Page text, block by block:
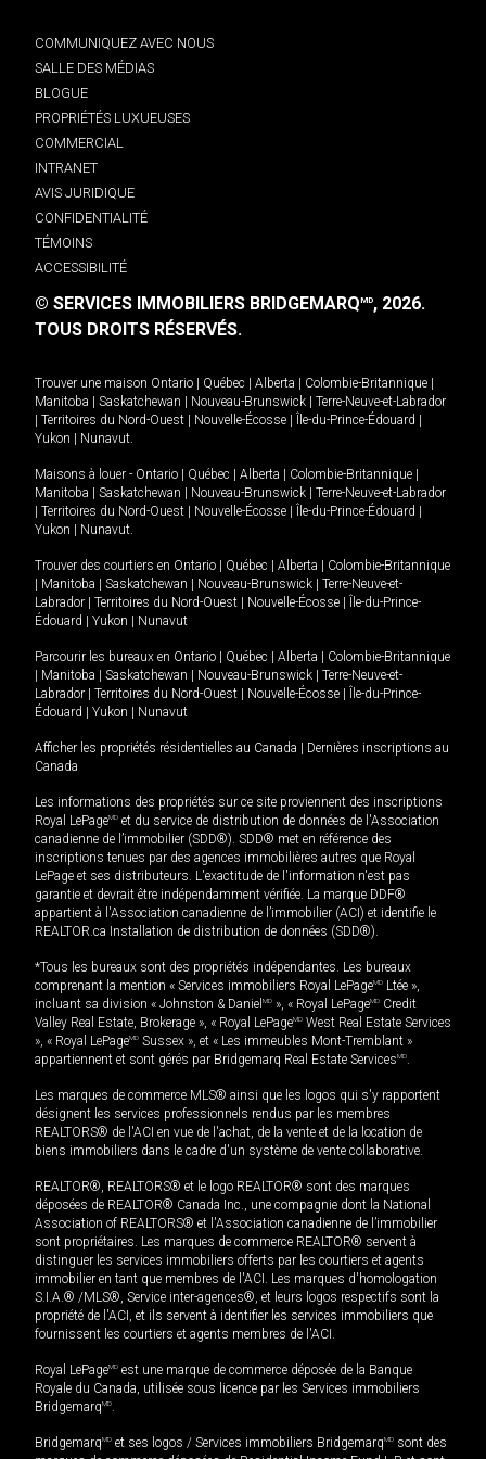
COMMUNIQUEZ AVEC NOUS
SALLE DES MÉDIAS
BLOGUE
PROPRIÉTÉS LUXUEUSES
COMMERCIAL
INTRANET
AVIS JURIDIQUE
CONFIDENTIALITÉ
TÉMOINS
ACCESSIBILITÉ
© SERVICES IMMOBILIERS BRIDGEMARQMD, 2026.
TOUS DROITS RÉSERVÉS.
Trouver une maison Ontario Québec Alberta Colombie-Britannique
Manitoba
Saskatchewan Nouveau-Brunswick
Terre-Neuve-et-Labrador
Territoires du Nord-Ouest Nouvelle-Écosse Île-du-Prince-Édouard
Yukon
Nunavut.
Maisons à louer - Ontario Québec Alberta Colombie-Britannique
Manitoba
Saskatchewan Nouveau-Brunswick
Terre-Neuve-et-Labrador
Territoires du Nord-Ouest Nouvelle-Écosse Île-du-Prince-Édouard
Yukon
Nunavut.
Trouver des courtiers en Ontario Québec Alberta
Colombie-Britannique
Manitoba Saskatchewan Nouveau-Brunswick
Terre-Neuve-et-
Labrador
Territoires du Nord-Ouest Nouvelle-Écosse
Île-du-Prince-
Édouard
Yukon Nunavut
Parcourir les bureaux en Ontario Québec Alberta
Colombie-Britannique
Manitoba Saskatchewan Nouveau-Brunswick
Terre-Neuve-et-
Labrador
Territoires du Nord-Ouest Nouvelle-Écosse
Île-du-Prince-
Édouard
Yukon Nunavut
Afficher les propriétés résidentielles au Canada
Dernières inscriptions au
Canada
Les informations des propriétés sur ce site proviennent des inscriptions
Royal LePageMD et du service de distribution de données de l'Association
canadienne de l’immobilier (SDD®). SDD® met en référence des
inscriptions tenues par des agences immobilières autres que Royal
LePage et ses distributeurs. L'exactitude de l'information n'est pas
garantie et devrait être indépendamment vérifiée. La marque DDF®
appartient à l'Association canadienne de l’immobilier (ACI) et identifie le
REALTOR.ca Installation de distribution de données (SDD®).
*Tous les bureaux sont des propriétés indépendantes. Les bureaux
comprenant la mention « Services immobiliers Royal LePageMD Ltée »,
incluant sa division « Johnston & Daniel MD », « Royal LePageMD Credit
Valley Real Estate, Brokerage », « Royal LePageMD West Real Estate Services
», « Royal LePageMD Sussex », et « Les immeubles Mont-Tremblant »
appartiennent et sont gérés par Bridgemarq Real Estate ServicesMD.
Les marques de commerce MLS® ainsi que les logos qui s'y rapportent
désignent les services professionnels rendus par les membres
REALTORS® de l'ACI en vue de l'achat, de la vente et de la location de
biens immobiliers dans le cadre d'un système de vente collaborative.
REALTOR®, REALTORS® et le logo REALTOR® sont des marques
déposées de REALTOR® Canada Inc., une compagnie dont la National
Association of REALTORS® et l'Association canadienne de l’immobilier
sont propriétaires. Les marques de commerce REALTOR® servent à
distinguer les services immobiliers offerts par les courtiers et agents
immobilier en tant que membres de l'ACI. Les marques d'homologation
S.I.A.® /MLS®, Service inter-agences®, et leurs logos respectifs sont la
propriété de l'ACI, et ils servent à identifier les services immobiliers que
fournissent les courtiers et agents membres de l'ACI.
Royal LePageMD est une marque de commerce déposée de la Banque
Royale du Canada, utilisée sous licence par les Services immobiliers
BridgemarqMD.
BridgemarqMD et ses logos / Services immobiliers BridgemarqMD sont des